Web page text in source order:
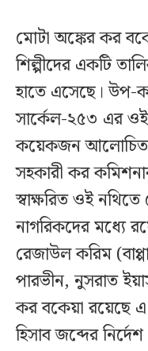
মোটা অঙ্কের কর
শিল্পীদের একটি
হাতে এসেছে। উপ-
সার্কেল-২৫৩ এর
কয়েকজন আলোচিত
সহকারী কর
স্বাক্ষরিত ওই
নাগরিকদের মধ্যে
রেজাউল করিম
পারভীন, নুসরাত
কর বকেয়া রয়েছে
হিসাব জব্দের